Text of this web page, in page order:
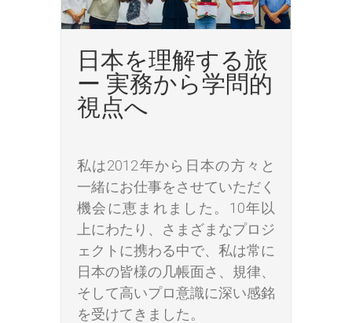
日本を理解する旅
ー 実務から学問的
視点へ
私は2012年から日本の方々と
一緒にお仕事をさせていただく
機会に恵まれました。10年以
上にわたり、さまざまなプロジ
ェクトに携わる中で、私は常に
日本の皆様の几帳面さ、規律、
そして高いプロ意識に深い感銘
を受けてきました。